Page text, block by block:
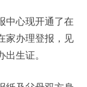
中心现开通了在
家办理登报，见
生证。